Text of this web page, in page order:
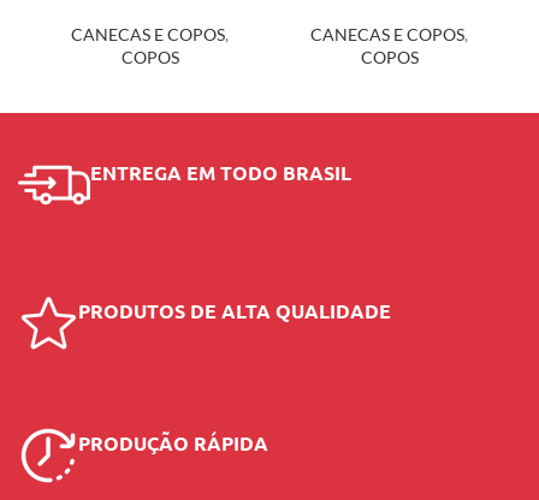
CANECAS E COPOS,
COPOS
CANECAS E COPOS,
COPOS
ENTREGA EM TODO BRASIL
PRODUTOS DE ALTA QUALIDADE
PRODUÇÃO RÁPIDA